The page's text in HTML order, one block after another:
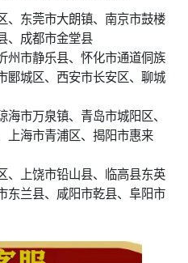
、东莞市大朗镇、南京市鼓楼
、成都市金堂县
州市静乐县、怀化市通道侗族
郾城区、西安市长安区、聊城
市万泉镇、青岛市城阳区、
上海市青浦区、揭阳市惠来
、上饶市铅山县、临高县东英
东兰县、咸阳市乾县、阜阳市